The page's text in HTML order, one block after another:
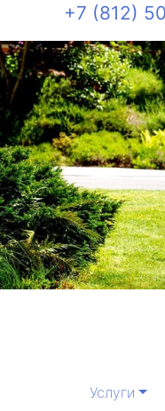
+7 (812)
Услуги